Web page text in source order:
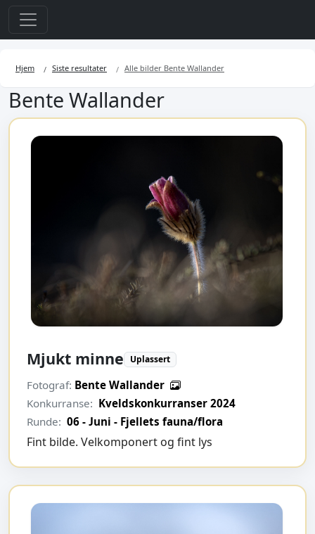
Hjem Siste resultater Alle bilder Bente Wallander
Bente Wallander
Mjukt minne Uplassert
Fotograf: Bente Wallander
Konkurranse: Kveldskonkurranser 2024
Runde: 06 - Juni - Fjellets fauna/flora
Fint bilde. Velkomponert og fint lys